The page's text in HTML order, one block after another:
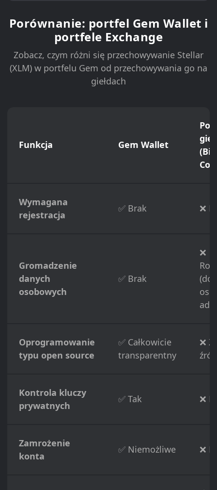
Porównanie: portfel Gem Wallet i
portfele Exchange
Zobacz, czym różni się przechowywanie Stellar
(XLM) w portfelu Gem od przechowywania go na
giełdach
Funkcja Gem Wallet
Wymagana
rejestracja
✅ Brak ❌
Gromadzenie
danych
osobowych
✅ Brak
❌
Oprogramowanie
typu open source
✅ Całkowicie
transparentny
❌
Kontrola kluczy
prywatnych
✅ Tak ❌
Zamrożenie
konta
✅ Niemożliwe ❌